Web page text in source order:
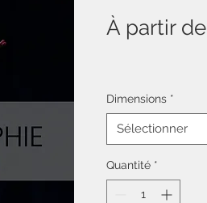
À partir de
Dimensions *
Sélectionner
Quantité *